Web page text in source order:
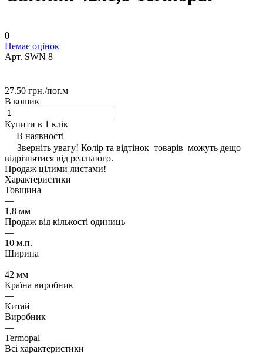
0
Немає оцінок
Арт. SWN 8
27.50 грн./пог.м
В кошик
Купити в 1 клік
В наявності
Зверніть увагу! Колір та відтінок товарів можуть дещо
відрізнятися від реального.
Продаж цілими листами!
Характеристики
Товщина
—
1,8 мм
Продаж від кількості одиниць
—
10 м.п.
Ширина
—
42 мм
Країна виробник
—
Китай
Виробник
—
Termopal
Всі характеристики